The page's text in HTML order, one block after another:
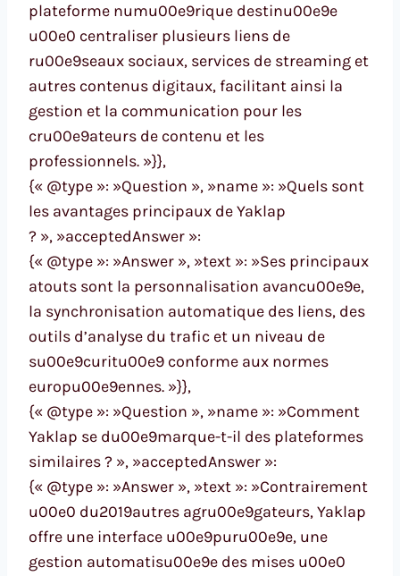
plateforme numu00e9rique destinu00e9e
u00e0 centraliser plusieurs liens de
ru00e9seaux sociaux, services de streaming et
autres contenus digitaux, facilitant ainsi la
gestion et la communication pour les
cru00e9ateurs de contenu et les
professionnels. »}},
{« @type »: »Question », »name »: »Quels sont
les avantages principaux de Yaklap
? », »acceptedAnswer »:
{« @type »: »Answer », »text »: »Ses principaux
atouts sont la personnalisation avancu00e9e,
la synchronisation automatique des liens, des
outils d’analyse du trafic et un niveau de
su00e9curitu00e9 conforme aux normes
europu00e9ennes. »}},
{« @type »: »Question », »name »: »Comment
Yaklap se du00e9marque-t-il des plateformes
similaires ? », »acceptedAnswer »:
{« @type »: »Answer », »text »: »Contrairement
u00e0 du2019autres agru00e9gateurs, Yaklap
offre une interface u00e9puru00e9e, une
gestion automatisu00e9e des mises u00e0